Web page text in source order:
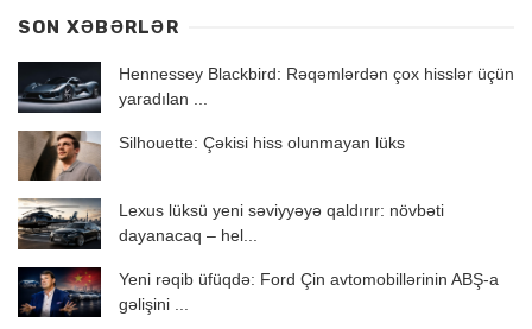
SON XƏBƏRLƏR
Hennessey Blackbird: Rəqəmlərdən çox hisslər üçün
yaradılan ...
Silhouette: Çəkisi hiss olunmayan lüks
Lexus lüksü yeni səviyyəyə qaldırır: növbəti
dayanacaq – hel...
Yeni rəqib üfüqdə: Ford Çin avtomobillərinin ABŞ-a
gəlişini ...